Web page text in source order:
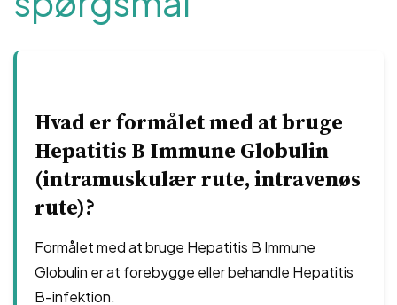
Hvad er formålet med at bruge
Hepatitis B Immune Globulin
(intramuskulær rute, intravenøs
rute)?
Formålet med at bruge Hepatitis B Immune
Globulin er at forebygge eller behandle Hepatitis
B-infektion.